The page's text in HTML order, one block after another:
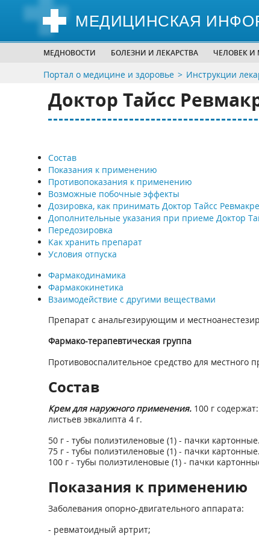
МЕДИЦИНСКАЯ
МЕДНОВОСТИ БОЛЕЗНИ И ЛЕКАРСТВА ЧЕЛОВЕК
Портал о медицине и здоровье Инструкции
Доктор Тайсс
Состав
Показания к применению
Противопоказания к применению
Возможные побочные эффекты
Дозировка, как принимать Доктор Тайсс
Дополнительные указания при приеме Доктор
Передозировка
Как хранить препарат
Условия отпуска
Фармакодинамика
Фармакокинетика
Взаимодействие с другими веществами
Препарат с анальгезирующим и
Фармако-терапевтическая группа
Противовоспалительное средство для местного
Состав
Крем для наружного применения. 100 г
листьев эвкалипта 4 г.
50 г - тубы полиэтиленовые (1) - пачки картонные.
75 г - тубы полиэтиленовые (1) - пачки картонные.
100 г - тубы полиэтиленовые (1) - пачки
Показания к применению
Заболевания опорно-двигательного аппарата:
- ревматоидный артрит;